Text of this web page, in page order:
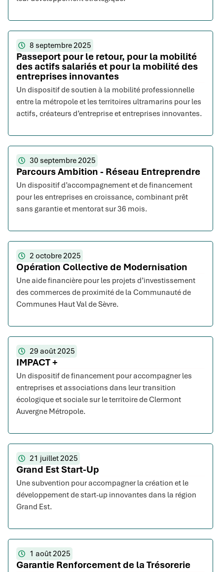
8 septembre 2025
Passeport pour le retour, pour la mobilité
des actifs salariés et pour la mobilité des
entreprises innovantes
Un dispositif de soutien à la mobilité professionnelle
entre la métropole et les territoires ultramarins pour les
actifs, créateurs d’entreprise et entreprises innovantes.
30 septembre 2025
Parcours Ambition - Réseau Entreprendre
Un dispositif d’accompagnement et de financement
pour les entreprises en croissance, combinant prêt
sans garantie et mentorat sur 36 mois.
2 octobre 2025
Opération Collective de Modernisation
Une aide financière pour les projets d’investissement
des commerces de proximité de la Communauté de
Communes Haut Val de Sèvre.
29 août 2025
IMPACT +
Un dispositif de financement pour accompagner les
entreprises et associations dans leur transition
écologique et sociale sur le territoire de Clermont
Auvergne Métropole.
21 juillet 2025
Grand Est Start-Up
Une subvention pour accompagner la création et le
développement de start-up innovantes dans la région
Grand Est.
1 août 2025
Garantie Renforcement de la Trésorerie